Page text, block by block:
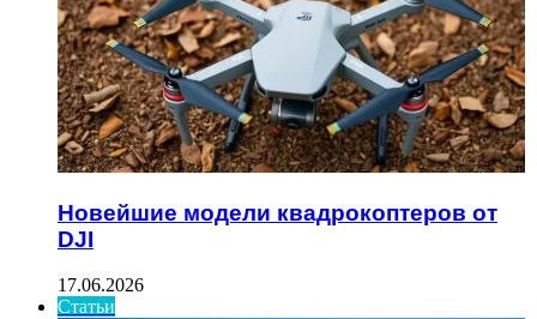
Новейшие модели квадрокоптеров от
DJI
17.06.2026
Статьи